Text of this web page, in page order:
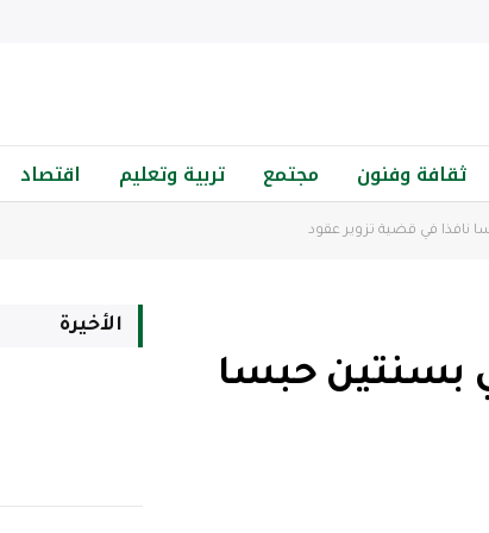
ثقافة وفنون مجتمع تربية وتعليم اقتصاد
نافذا في قضية تزوير عقود
بسنتين حبسا
الأخيرة